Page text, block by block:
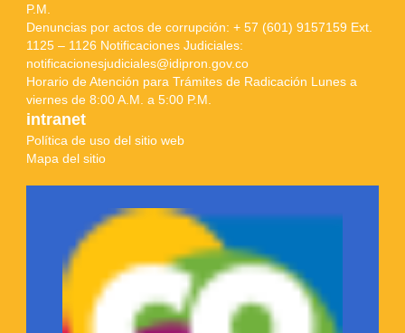
P.M.
Denuncias por actos de corrupción: + 57 (601) 9157159 Ext.
1125 – 1126 Notificaciones Judiciales:
notificacionesjudiciales@idipron.gov.co
Horario de Atención para Trámites de Radicación Lunes a
viernes de 8:00 A.M. a 5:00 P.M.
intranet
Política de uso del sitio web
Mapa del sitio